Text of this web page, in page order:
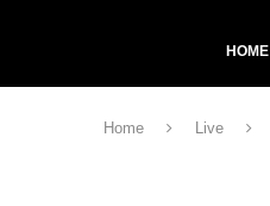
HOME
Home Live